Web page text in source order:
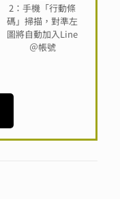
2：手機「行動條
碼」掃描，對準左
圖將自動加入Line
＠帳號